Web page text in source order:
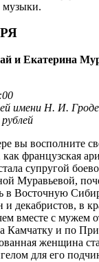
музыки.
и Екатерина
имени Н. И.
вы восполните
французская
супругой
Муравьевой,
в Восточную
и декабристов, в
вместе с мужем
Камчатку и по
женщина
для его